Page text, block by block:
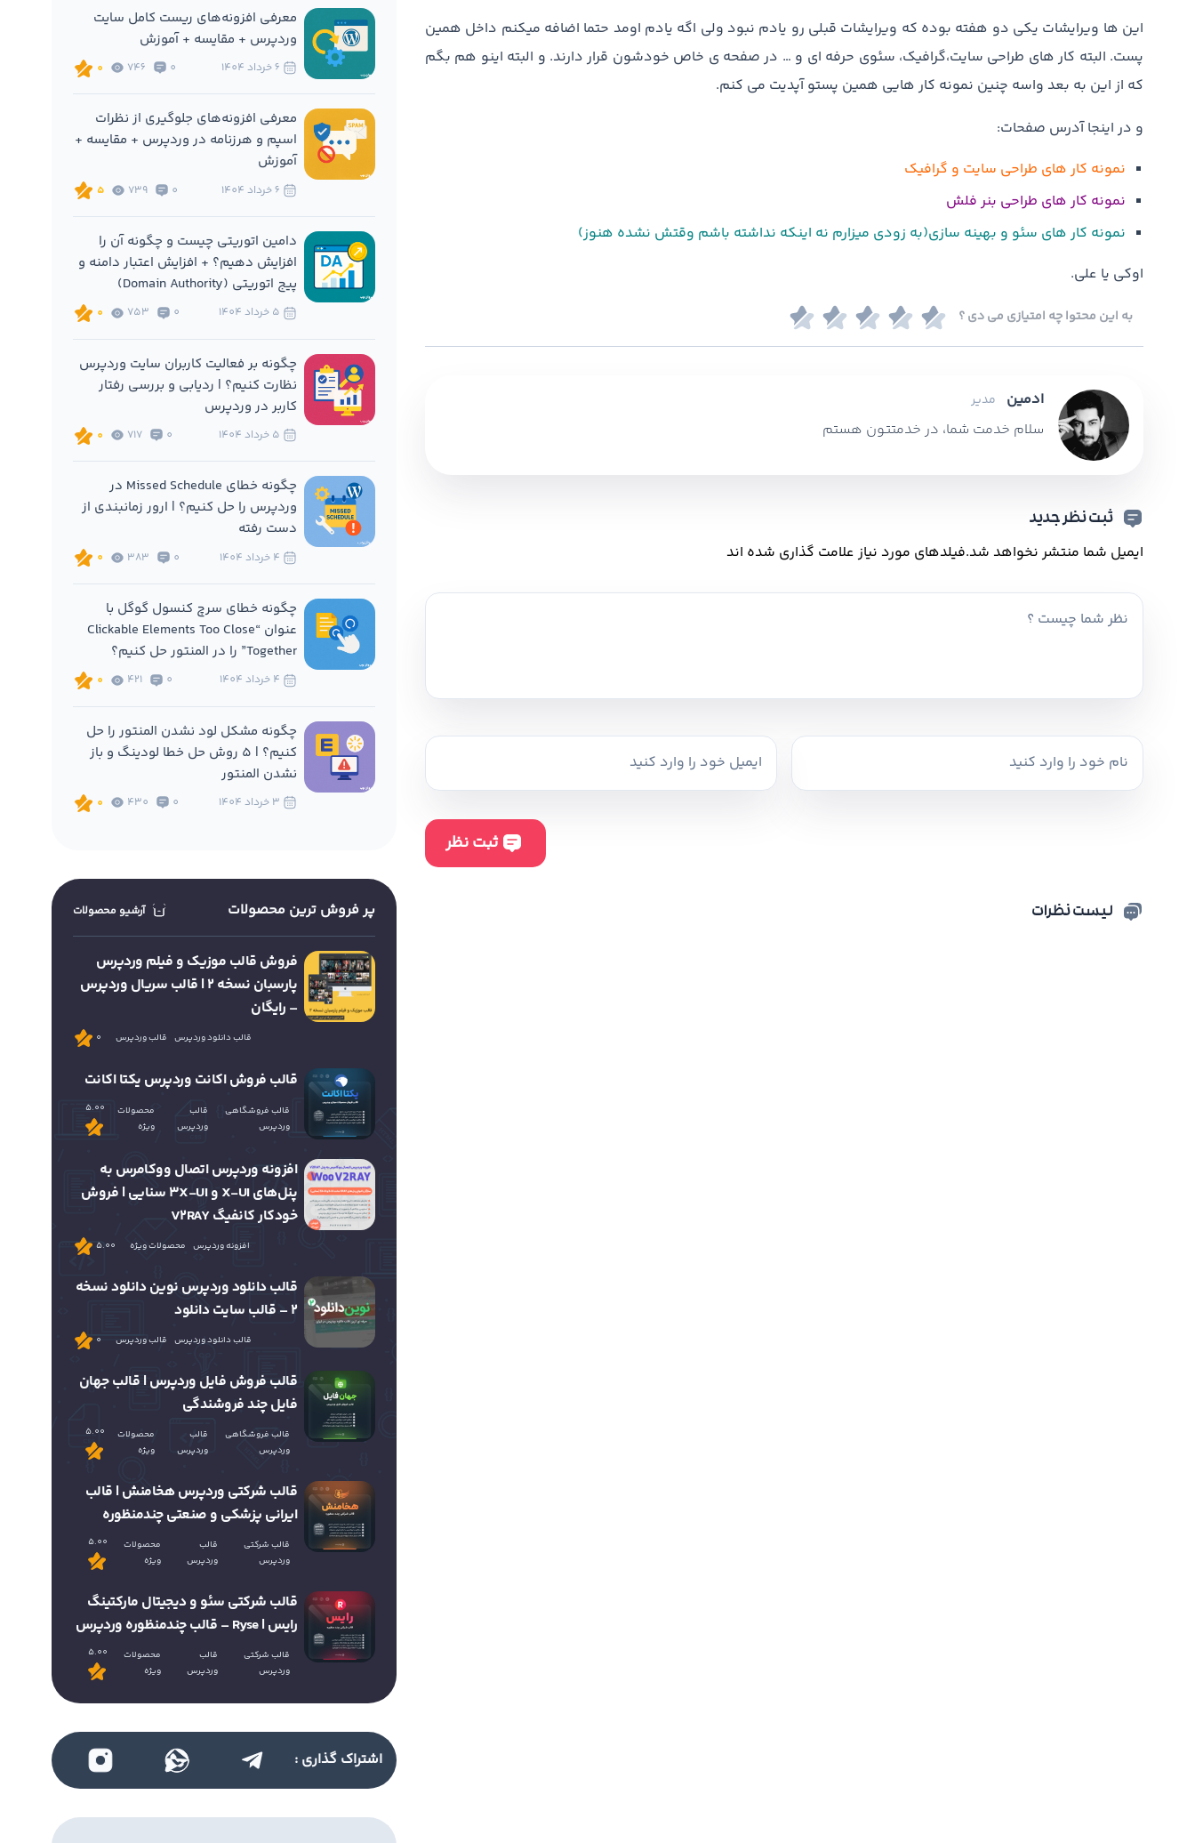
این ها ویرایشات یکی دو هفته بوده که ویرایشات قبلی رو یادم نبود ولی اگه یادم اومد حتما اضافه میکنم داخل همین
پست. البته کار های طراحی سایت،گرافیک، سئوی حرفه ای و … در صفحه ی خاص خودشون قرار دارند. و البته اینو هم بگم
که از این به بعد واسه چنین نمونه کار هایی همین پستو آپدیت می کنم.
و در اینجا آدرس صفحات:
نمونه کار های طراحی سایت و گرافیک
نمونه کار های طراحی بنر فلش
نمونه کار های سئو و بهینه سازی(به زودی میزارم نه اینکه نداشته باشم وقتش نشده هنوز)
اوکی یا علی.
به این محتوا چه امتیازی می دی ؟
ادمین مدیر
سلام خدمت شما، در خدمتتون هستم
ثبت نظر جدید
ایمیل شما منتشر نخواهد شد.فیلدهای مورد نیاز علامت گذاری شده اند
لیست نظرات
معرفی افزونه‌های ریست کامل سایت
وردپرس + مقایسه + آموزش
0
746
0
معرفی افزونه‌های جلوگیری از نظرات
اسپم و هرزنامه در وردپرس + مقایسه +
آموزش
0
739
5
دامین اتوریتی چیست و چگونه آن را
افزایش دهیم؟ + افزایش اعتبار دامنه و
پیج اتوریتی (Domain Authority)
0
753
0
چگونه بر فعالیت کاربران سایت وردپرس
نظارت کنیم؟ | ردیابی و بررسی رفتار
کاربر در وردپرس
0
717
0
چگونه خطای Missed Schedule در
وردپرس را حل کنیم؟ | ارور زمانبندی از
دست رفته
0
383
0
چگونه خطای سرچ کنسول گوگل با
عنوان “Clickable Elements Too Close
Together” را در المنتور حل کنیم؟
0
421
0
چگونه مشکل لود نشدن المنتور را حل
کنیم؟ | 5 روش حل خطا لودینگ و باز
نشدن المنتور
0
430
0
پر فروش ترین محصولات آرشیو محصولات
فروش قالب موزیک و فیلم وردپرس
پارسبان نسخه 2 | قالب سریال وردپرس
– رایگان
قالب دانلود وردپرس قالب وردپرس 0
قالب فروش اکانت وردپرس یکتا اکانت
قالب فروشگاهی
وردپرس
قالب
وردپرس
محصولات
ویژه
5.00
افزونه وردپرس اتصال ووکامرس به
پنل‌های X-UI و 3X-UI سنایی | فروش
خودکار کانفیگ V2RAY
افزونه وردپرس محصولات ویژه 5.00
قالب دانلود وردپرس نوین دانلود نسخه
2 – قالب سایت دانلود
قالب دانلود وردپرس قالب وردپرس 0
قالب فروش فایل وردپرس | قالب جهان
فایل چند فروشندگی
قالب فروشگاهی
وردپرس
قالب
وردپرس
محصولات
ویژه
5.00
قالب شرکتی وردپرس هخامنش | قالب
ایرانی پزشکی و صنعتی چندمنظوره
قالب شرکتی
وردپرس
قالب
وردپرس
محصولات
ویژه
5.00
قالب شرکتی سئو و دیجیتال مارکتینگ
رایس | Ryse – قالب چندمنظوره وردپرس
قالب شرکتی
وردپرس
قالب
وردپرس
محصولات
ویژه
5.00
اشتراک گذاری :